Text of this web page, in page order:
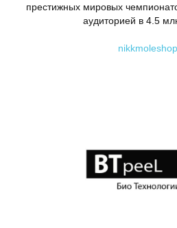
престижных мировых
аудиторией в 4.5